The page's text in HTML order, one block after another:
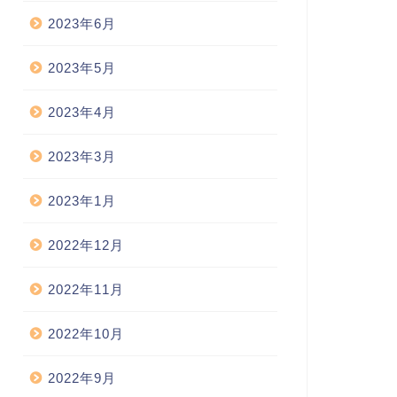
2023年6月
2023年5月
2023年4月
2023年3月
2023年1月
2022年12月
2022年11月
2022年10月
2022年9月